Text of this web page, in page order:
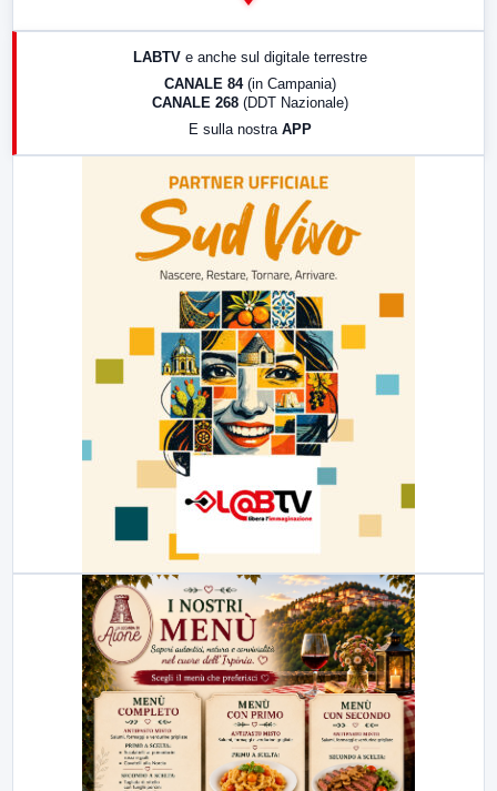
LABTV e anche sul digitale terrestre
CANALE 84 (in Campania)
CANALE 268 (DDT Nazionale)
E sulla nostra APP